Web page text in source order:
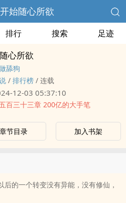
始随心所欲
排行 搜索 足迹
心所欲
舔狗
/ 排行榜 / 连载
12-03 05:37:10
百三十三章 200亿的大手笔
章节目录 加入书架
的一个转变没有异能，没有修仙，